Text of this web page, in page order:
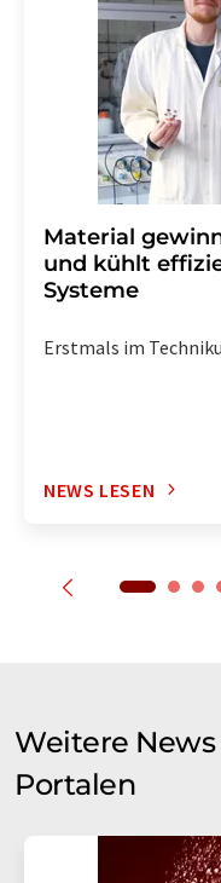
widerrufen. Zudem ist
Abbestellung des
enthalten.
Material
und kühlt
Systeme
Erstmals im
NEWS LESEN
Weitere
Portalen